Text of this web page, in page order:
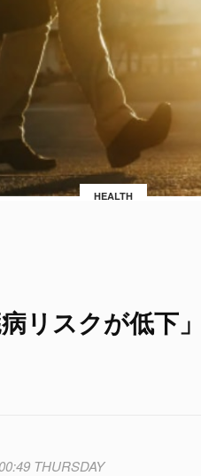
HEALTH
リスクが低下
THURSDAY